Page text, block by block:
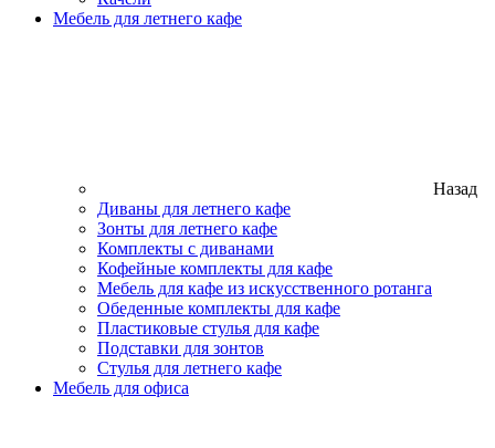
Мебель для летнего кафе
Назад
Диваны для летнего кафе
Зонты для летнего кафе
Комплекты с диванами
Кофейные комплекты для кафе
Мебель для кафе из искусственного ротанга
Обеденные комплекты для кафе
Пластиковые стулья для кафе
Подставки для зонтов
Стулья для летнего кафе
Мебель для офиса